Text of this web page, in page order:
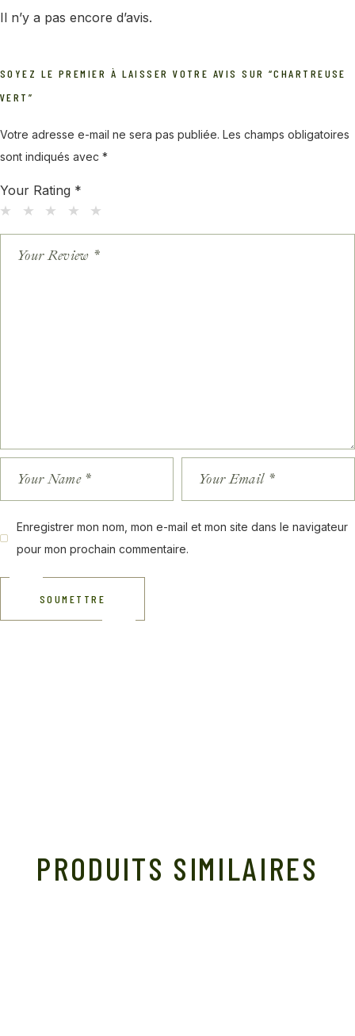
Il n’y a pas encore d’avis.
SOYEZ LE PREMIER À LAISSER VOTRE AVIS SUR “CHARTREUSE
VERT”
Votre adresse e-mail ne sera pas publiée. Les champs obligatoires
sont indiqués avec *
Your Rating *
Enregistrer mon nom, mon e-mail et mon site dans le navigateur
pour mon prochain commentaire.
SOUMETTRE
PRODUITS SIMILAIRES